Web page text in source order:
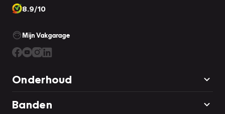
8.9/10
Mijn Vakgarage
Onderhoud
Banden